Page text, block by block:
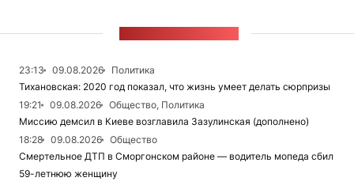
23:13 09.08.2026
Политика
Тихановская: 2020 год показал, что жизнь умеет делать сюрпризы
19:21
09.08.2026
Общество, Политика
Миссию демсил в Киеве возглавила Зазулинская (дополнено)
18:28
09.08.2026
Общество
Смертельное ДТП в Сморгонском районе — водитель мопеда сбил
59-летнюю женщину